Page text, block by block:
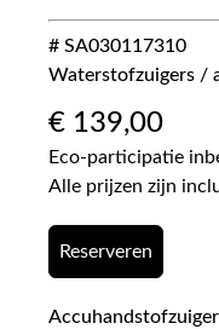
# SA030117310
Waterstofzuigers /
€ 139,00
Eco-participatie
Alle prijzen zijn
Reserveren